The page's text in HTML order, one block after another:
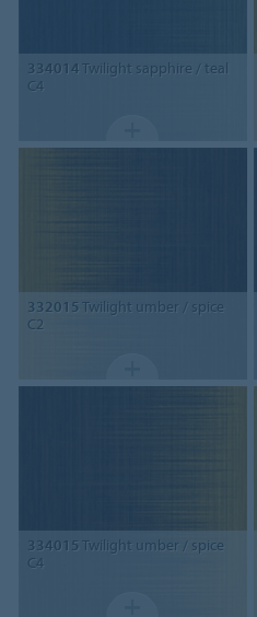
334014Twilight sapphire / teal
C4
332015 Twilight umber / spice
C2
334015 Twilight umber / spice
C4